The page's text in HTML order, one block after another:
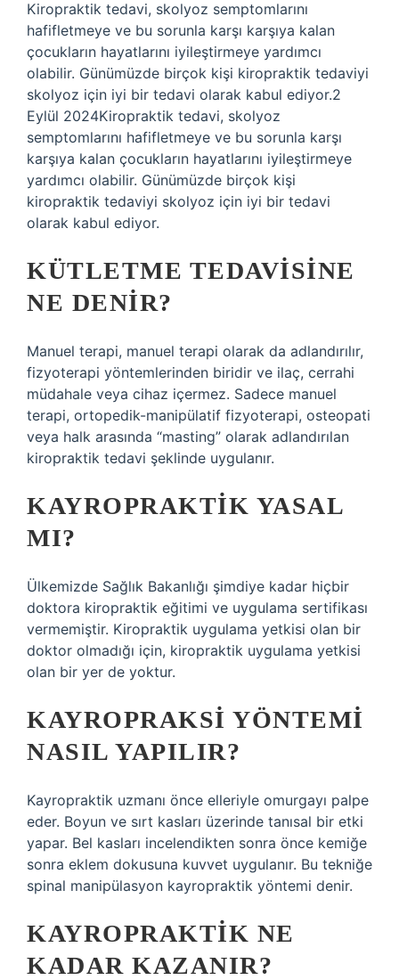
Kiropraktik tedavi, skolyoz semptomlarını
hafifletmeye ve bu sorunla karşı karşıya kalan
çocukların hayatlarını iyileştirmeye yardımcı
olabilir. Günümüzde birçok kişi kiropraktik tedaviyi
skolyoz için iyi bir tedavi olarak kabul ediyor.2
Eylül 2024Kiropraktik tedavi, skolyoz
semptomlarını hafifletmeye ve bu sorunla karşı
karşıya kalan çocukların hayatlarını iyileştirmeye
yardımcı olabilir. Günümüzde birçok kişi
kiropraktik tedaviyi skolyoz için iyi bir tedavi
olarak kabul ediyor.
KÜTLETME TEDAVISINE
NE DENIR?
Manuel terapi, manuel terapi olarak da adlandırılır,
fizyoterapi yöntemlerinden biridir ve ilaç, cerrahi
müdahale veya cihaz içermez. Sadece manuel
terapi, ortopedik-manipülatif fizyoterapi, osteopati
veya halk arasında “masting” olarak adlandırılan
kiropraktik tedavi şeklinde uygulanır.
KAYROPRAKTIK YASAL
MI?
Ülkemizde Sağlık Bakanlığı şimdiye kadar hiçbir
doktora kiropraktik eğitimi ve uygulama sertifikası
vermemiştir. Kiropraktik uygulama yetkisi olan bir
doktor olmadığı için, kiropraktik uygulama yetkisi
olan bir yer de yoktur.
KAYROPRAKSI YÖNTEMI
NASIL YAPILIR?
Kayropraktik uzmanı önce elleriyle omurgayı palpe
eder. Boyun ve sırt kasları üzerinde tanısal bir etki
yapar. Bel kasları incelendikten sonra önce kemiğe
sonra eklem dokusuna kuvvet uygulanır. Bu tekniğe
spinal manipülasyon kayropraktik yöntemi denir.
KAYROPRAKTIK NE
KADAR KAZANIR?